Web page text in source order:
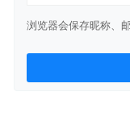
浏览器会保存昵称、